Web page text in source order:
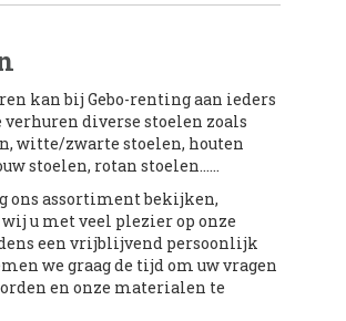
kan bij Gebo-renting aan ieders
verhuren diverse stoelen zoals
witte/zwarte stoelen, houten
stoelen, rotan stoelen......
ons assortiment bekijken,
u met veel plezier op onze
een vrijblijvend persoonlijk
we graag de tijd om uw vragen
en onze materialen te